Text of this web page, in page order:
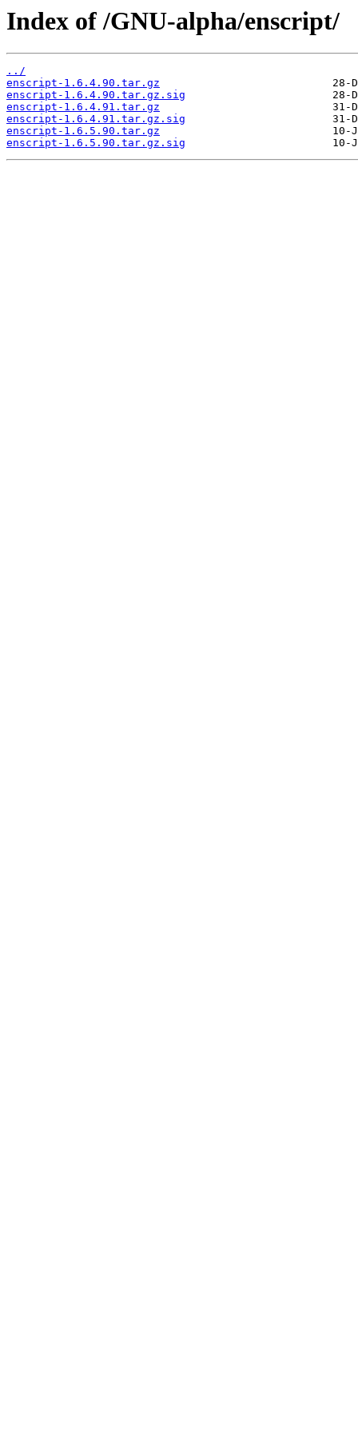
Index of /GNU-alpha/enscript/
../
enscript-1.6.4.90.tar.gz
enscript-1.6.4.90.tar.gz.sig
enscript-1.6.4.91.tar.gz
enscript-1.6.4.91.tar.gz.sig
enscript-1.6.5.90.tar.gz
enscript-1.6.5.90.tar.gz.sig